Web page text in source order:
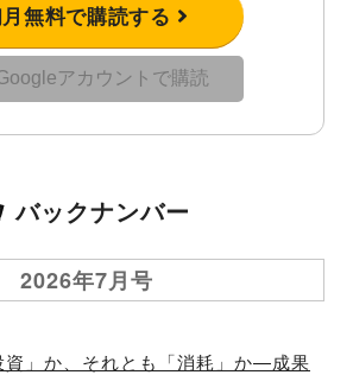
無料で購読する
アカウントで購読
バックナンバー
2026年7月号
資」か、それとも「消耗」か—成果